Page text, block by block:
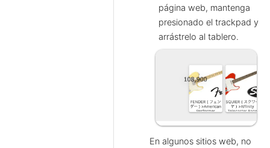
página web, mantenga
presionado el trackpad y
arrástrelo al tablero.
En algunos sitios web, no